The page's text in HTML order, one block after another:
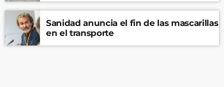
Sanidad anuncia el fin de las mascarillas
en el transporte